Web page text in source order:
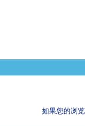
如果您的浏